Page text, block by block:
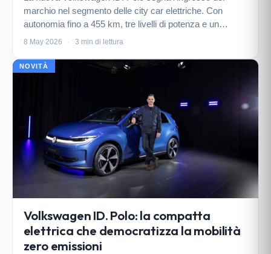
marchio nel segmento delle city car elettriche. Con
autonomia fino a 455 km, tre livelli di potenza e un
prezzo accessibile, rappresenta una scelta concreta per
8 May 2026 · 3 min di lettura
NOVITÀ
Volkswagen ID. Polo: la compatta
elettrica che democratizza la mobilità
zero emissioni